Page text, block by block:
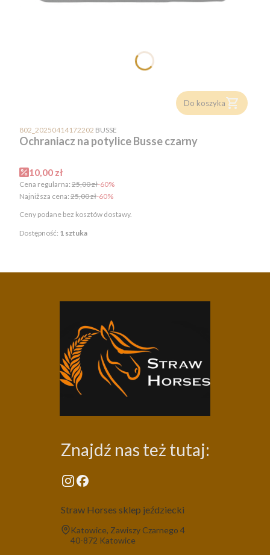
Do koszyka
802_20250414172202 PRODUCENT
BUSSE
Ochraniacz na potylice Busse czarny
Cena promocyjna
10,00 zł
Cena regularna: 25,00 zł-60%
Najniższa cena: 25,00 zł-60%
Ceny podane bez kosztów dostawy.
Dostępność: 1 sztuka
Znajdź nas też tutaj:
Straw Horses sklep jeździecki
Adres:
Katowice, Zawiszy Czarnego 4
40-872 Katowice